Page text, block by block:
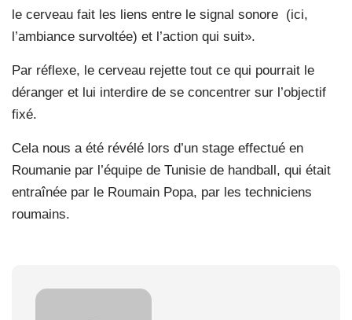
le cerveau fait les liens entre le signal sonore (ici,
l’ambiance survoltée) et l’action qui suit».
Par réflexe, le cerveau rejette tout ce qui pourrait le
déranger et lui interdire de se concentrer sur l’objectif
fixé.
Cela nous a été révélé lors d’un stage effectué en
Roumanie par l’équipe de Tunisie de handball, qui était
entraînée par le Roumain Popa, par les techniciens
roumains.